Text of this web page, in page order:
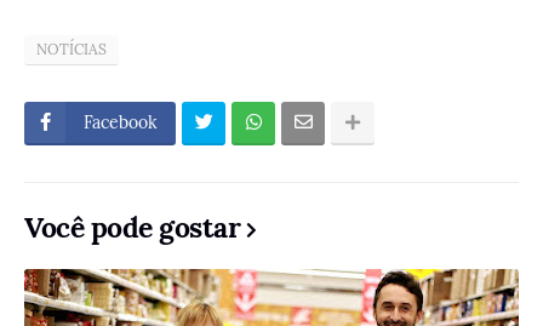
NOTÍCIAS
Facebook
Você pode gostar